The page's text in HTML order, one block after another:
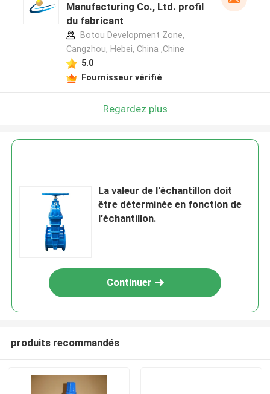
Manufacturing Co., Ltd. profil
du fabricant
Botou Development Zone,
Cangzhou, Hebei, China ,Chine
5.0
Fournisseur vérifié
Regardez plus
La valeur de l'échantillon doit
être déterminée en fonction de
l'échantillon.
Continuer
produits recommandés